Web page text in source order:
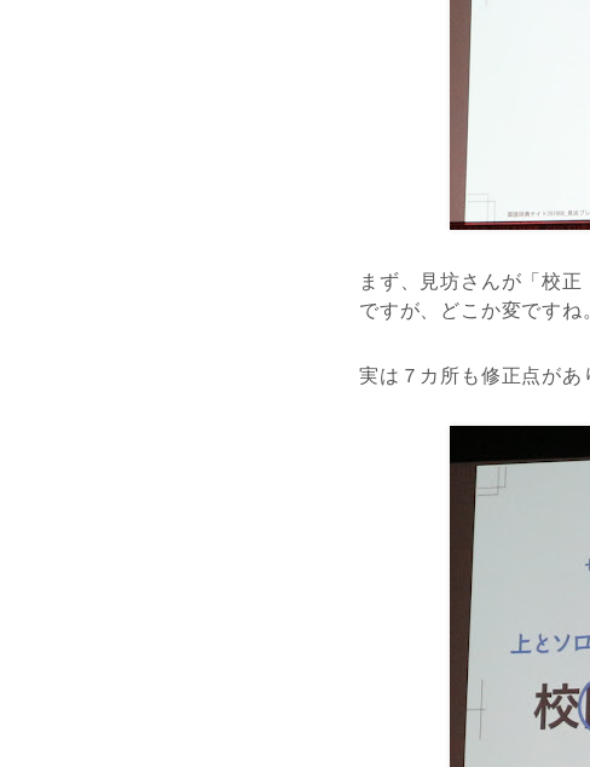
まず、見坊さんが「校
ですが、どこか変です
実は７カ所も修正点があ